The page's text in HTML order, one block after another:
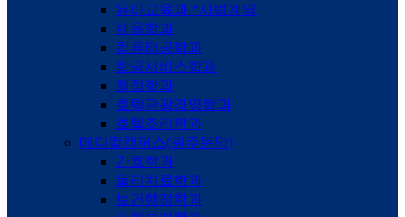
유아교육과 *사범계열
체육학과
컴퓨터공학과
항공서비스학과
행정학과
호텔관광경영학과
호텔조리학과
메디컬캠퍼스(원주문막)
간호학과
물리치료학과
보건행정학과